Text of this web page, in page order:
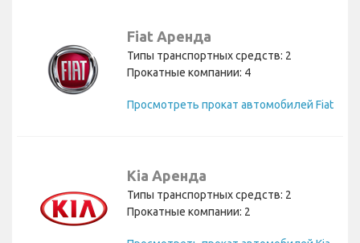
Fiat Аренда
Типы транспортных средств: 2
Прокатные компании: 4
Просмотреть прокат автомобилей Fiat
Kia Аренда
Типы транспортных средств: 2
Прокатные компании: 2